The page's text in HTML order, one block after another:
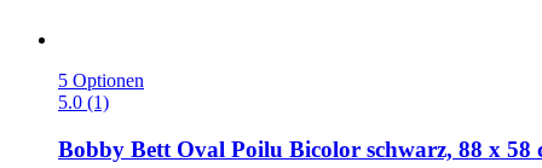
5 Optionen
5.0 (1)
Bobby Bett Oval Poilu Bicolor schwarz, 88 x 58